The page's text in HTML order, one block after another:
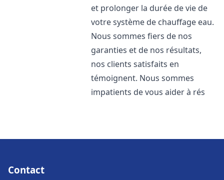
et prolonger la durée de vie de
votre système de chauffage eau.
Nous sommes fiers de nos
garanties et de nos résultats,
nos clients satisfaits en
témoignent. Nous sommes
impatients de vous aider à rés
Contact